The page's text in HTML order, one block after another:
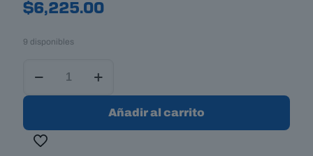
$6,225.00
9 disponibles
–
extracción
Añadir al carrito